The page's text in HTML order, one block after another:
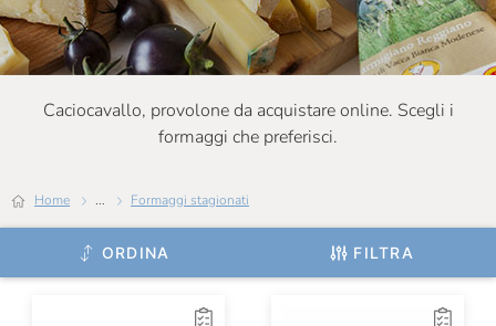
Caciocavallo, provolone da acquistare online. Scegli i
formaggi che preferisci.
Home ... Formaggi stagionati
ORDINA FILTRA